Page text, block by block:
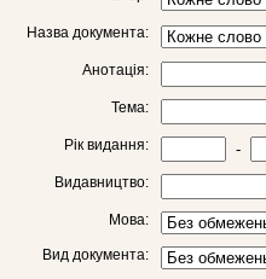
Назва документа:
Анотація:
Тема:
Рік видання: -
Видавництво:
Мова:
Вид документа: